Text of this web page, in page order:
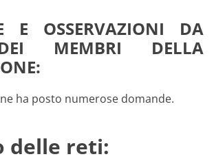
E OSSERVAZIONI DA
MEMBRI DELLA
ha posto numerose domande.
delle reti: